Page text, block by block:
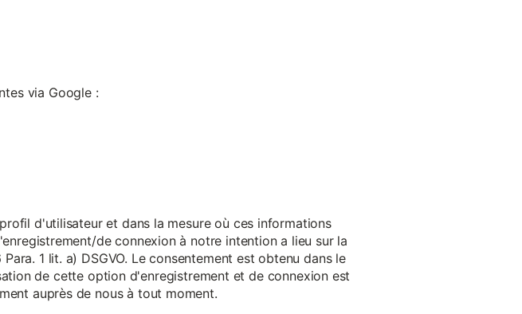
via Google :
d'utilisateur et dans la mesure où ces informations
de connexion à notre intention a lieu sur la
1 lit. a) DSGVO. Le consentement est obtenu dans le
de cette option d'enregistrement et de connexion est
auprès de nous à tout moment.